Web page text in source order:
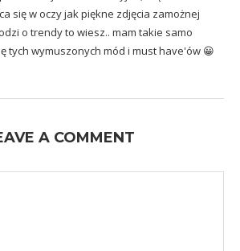
się w oczy jak piękne zdjęcia zamożnej
o trendy to wiesz.. mam takie samo
tych wymuszonych mód i must have'ów 😀
A COMMENT